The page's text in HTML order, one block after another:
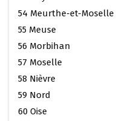
54 Meurthe-et-Moselle
55 Meuse
56 Morbihan
57 Moselle
58 Nièvre
59 Nord
60 Oise